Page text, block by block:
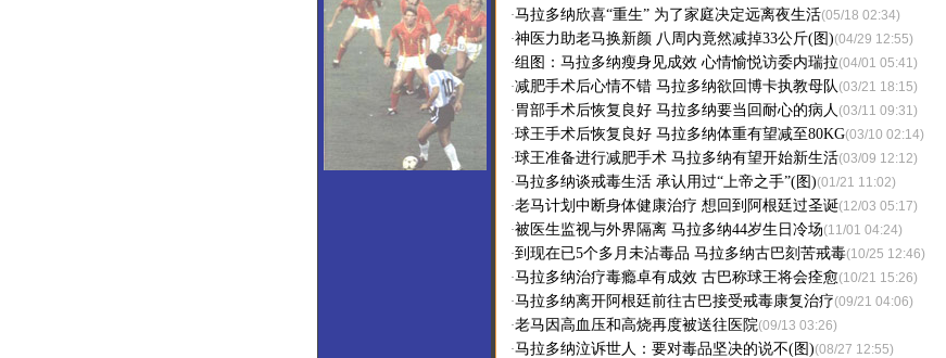
·马拉多纳欣喜“重生” 为了家庭决定远离夜生活(05/18 02:34)
·神医力助老马换新颜 八周内竟然减掉33公斤(图)(04/29 12:55)
·组图：马拉多纳瘦身见成效 心情愉悦访委内瑞拉(04/01 05:41)
·减肥手术后心情不错 马拉多纳欲回博卡执教母队(03/21 18:15)
· 胃部手术后恢复良好 马拉多纳要当回耐心的病人 (03/11 09:31)
·球王手术后恢复良好 马拉多纳体重有望减至80KG(03/10 02:14)
·球王准备进行减肥手术 马拉多纳有望开始新生活(03/09 12:12)
·马拉多纳谈戒毒生活 承认用过“上帝之手”(图)(01/21 11:02)
·老马计划中断身体健康治疗 想回到阿根廷过圣诞(12/03 05:17)
·被医生监视与外界隔离 马拉多纳44岁生日冷场(11/01 04:24)
·到现在已5个多月未沾毒品 马拉多纳古巴刻苦戒毒(10/25 12:46)
·马拉多纳治疗毒瘾卓有成效 古巴称球王将会痊愈(10/21 15:26)
·马拉多纳离开阿根廷前往古巴接受戒毒康复治疗(09/21 04:06)
·老马因高血压和高烧再度被送往医院(09/13 03:26)
·马拉多纳泣诉世人：要对毒品坚决的说不(图)(08/27 12:55)